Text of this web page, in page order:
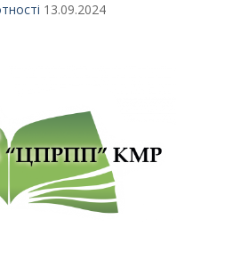
13.09.2024